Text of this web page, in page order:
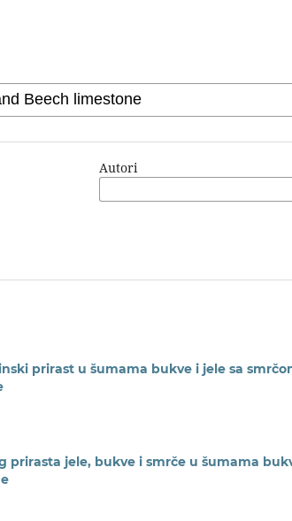
Autori
prirast u šumama bukve i jele sa
jele, bukve i smrče u šumama